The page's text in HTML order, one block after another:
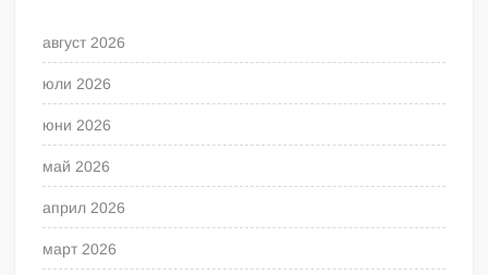
август 2026
юли 2026
юни 2026
май 2026
април 2026
март 2026